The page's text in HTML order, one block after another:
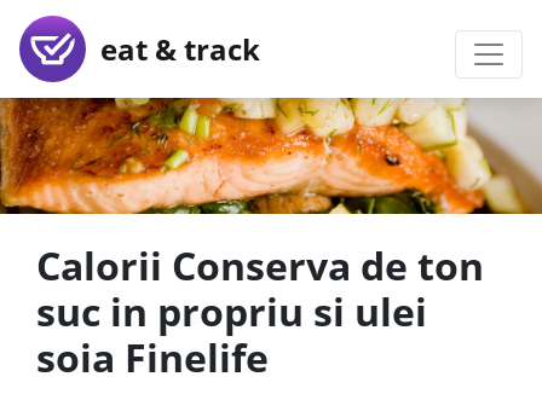
eat & track
Calorii Conserva de ton
suc in propriu si ulei
soia Finelife